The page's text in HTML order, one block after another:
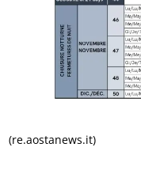
(re.aostanews.it)